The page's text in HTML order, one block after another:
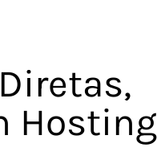
Hosting